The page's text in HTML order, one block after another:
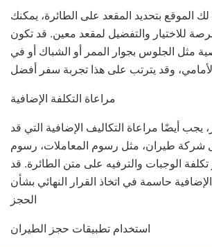
الموقع بتحديد المقعد على الطائرة، يمكنك
للاختيار والتفضيل لمقعد معين. قد تكون
مثل الجلوس بجوار الممر أو الشباك أو في
وقد يترتب على هذا تجربة سفر أفضل
مراعاة التكلفة الإضافية
يجب أيضًا مراعاة التكاليف الإضافية التي قد
شركة طيران، مثل رسوم المعاملات، رسوم
تكلفة الوجبات والترفيه على متن الطائرة. قد
حاسمة في اتخاذ القرار النهائي بشأن
الحجز
استخدام تطبيقات حجز الطيران